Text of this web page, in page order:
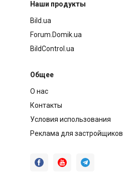
Наши продукты
Bild.ua
Forum.Domik.ua
BildControl.ua
Общее
О нас
Контакты
Условия использования
Реклама для застройщиков
  